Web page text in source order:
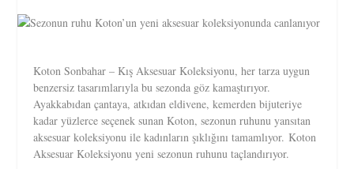
Koton Sonbahar – Kış Aksesuar Koleksiyonu, her tarza uygun
benzersiz tasarımlarıyla bu sezonda göz kamaştırıyor.
Ayakkabıdan çantaya, atkıdan eldivene, kemerden bijuteriye
kadar yüzlerce seçenek sunan Koton, sezonun ruhunu yansıtan
aksesuar koleksiyonu ile kadınların şıklığını tamamlıyor. Koton
Aksesuar Koleksiyonu yeni sezonun ruhunu taçlandırıyor.